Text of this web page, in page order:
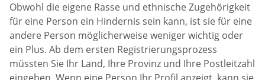
Obwohl die eigene Rasse und ethnische Zugehörigkeit
für eine Person ein Hindernis sein kann, ist sie für eine
andere Person möglicherweise weniger wichtig oder
ein Plus. Ab dem ersten Registrierungsprozess
müssten Sie Ihr Land, Ihre Provinz und Ihre Postleitzahl